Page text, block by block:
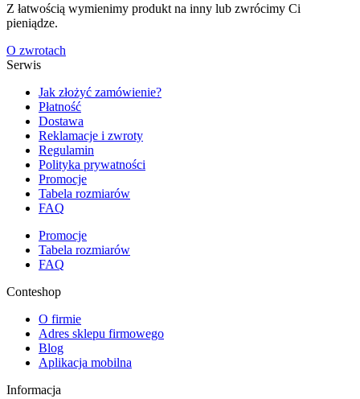
Z łatwością wymienimy produkt na inny lub zwrócimy Ci
pieniądze.
O zwrotach
Serwis
Jak złożyć zamówienie?
Płatność
Dostawa
Reklamacje i zwroty
Regulamin
Polityka prywatności
Promocje
Tabela rozmiarów
FAQ
Promocje
Tabela rozmiarów
FAQ
Conteshop
O firmie
Adres sklepu firmowego
Blog
Aplikacja mobilna
Informacja